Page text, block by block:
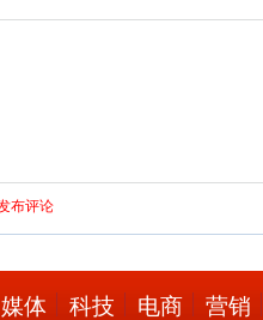
媒体 科技 电商 营销